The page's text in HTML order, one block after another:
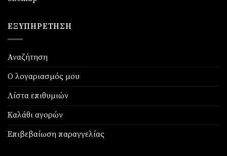
ΕΞΥΠΗΡΈΤΗΣΗ
Αναζήτηση
Ο λογαριασμός μου
Λίστα επιθυμιών
Καλάθι αγορών
Επιβεβαίωση παραγγελίας